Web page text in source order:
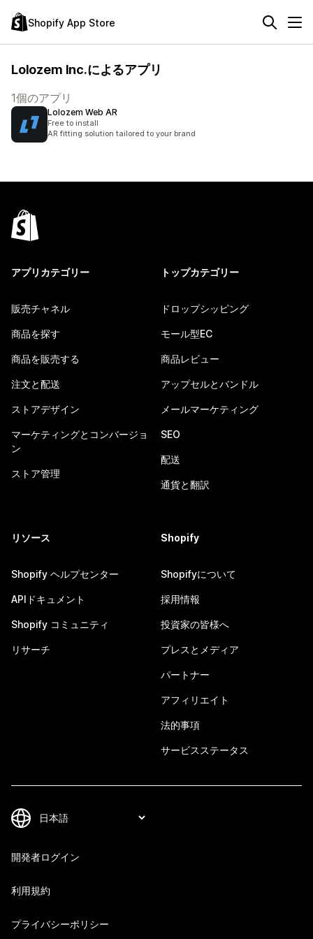
Shopify App Store
Lolozem Inc.によるアプリ
1個のアプリ
Lolozem Web AR
Free to install
AR fitting solution tailored to your brand
アプリカテゴリー
販売チャネル
商品を探す
商品を販売する
注文と配送
ストアデザイン
マーケティングとコンバージョ
ン
ストア管理
トップカテゴリー
ドロップシッピング
モール型EC
商品レビュー
アップセルとバンドル
メールマーケティング
SEO
配送
通貨と翻訳
リソース
Shopify ヘルプセンター
APIドキュメント
Shopify コミュニティ
リサーチ
Shopify
Shopifyについて
採用情報
投資家の皆様へ
プレスとメディア
パートナー
アフィリエイト
法的事項
サービスステータス
開発者ログイン
利用規約
プライバシーポリシー